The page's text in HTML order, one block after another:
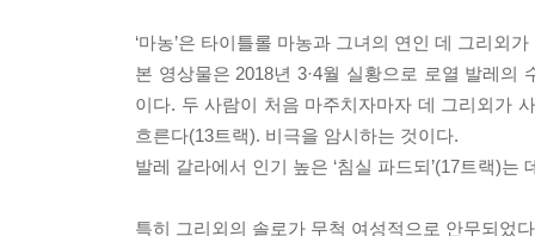
‘마농’은 타이틀롤 마농과 그녀의 연인 데 그리외
본 영상물은 2018년 3·4월 실황으로 로열 발레
이다. 두 사람이 처음 마주치자마자 데 그리외가
흐른다(13트랙). 비극을 암시하는 것이다.
발레 갈라에서 인기 높은 ‘침실 파드되’(17트랙)
특히 그리외의 솔로가 무척 여성적으로 안무되었